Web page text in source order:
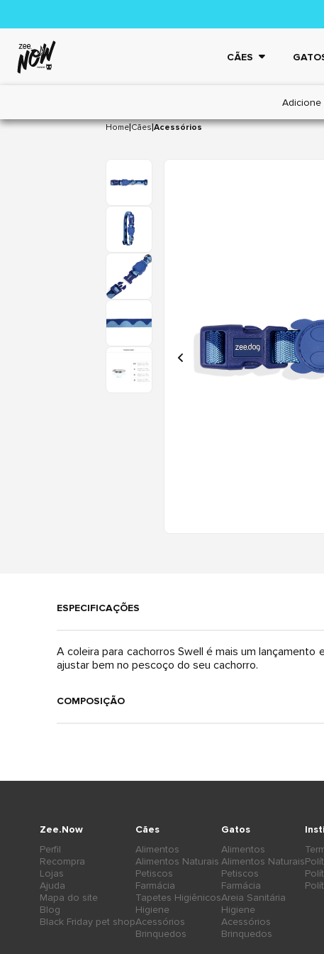
CÃES
Adicione
Home|Cães|Acessórios
ESPECIFICAÇÕES
A coleira para cachorros Swell é mais um
ajustar bem no pescoço do seu cachorro.
COMPOSIÇÃO
Cães
Alimentos
Alimentos Naturais
Petiscos
Farmácia
Tapetes Higiênicos
Higiene
Acessórios
Brinquedos
Gatos
Alimentos
Alimentos Naturais
Petiscos
Farmácia
Areia Sanitária
Higiene
Acessórios
Brinquedos
Zee.Now
Perfil
Recompra
Lojas
Ajuda
Mapa do site
Blog
Black Friday pet shop